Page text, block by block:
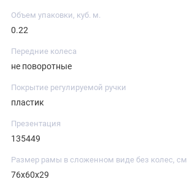
Объем упаковки, куб. м.
0.22
Передние колеса
не поворотные
Покрытие регулируемой ручки
пластик
Презентация
135449
Размер рамы в сложенном виде без колес, см
76х60х29